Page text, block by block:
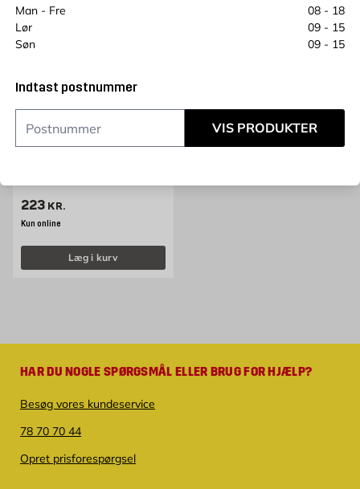
Man - Fre
08 - 18
Lør
09 - 15
Søn
09 - 15
Indtast postnummer
VIS PRODUKTER
Pris 223 kr. /stk
223 KR.
Kun online
Læg i kurv
HAR DU NOGLE SPØRGSMÅL ELLER BRUG FOR HJÆLP?
Besøg vores kundeservice
78 70 70 44
Opret prisforespørgsel